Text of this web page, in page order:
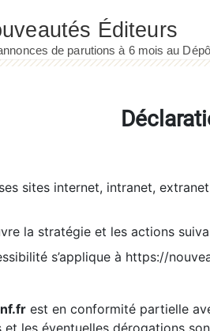
sites internet, intranet,
la stratégie et les actions
s’applique à https://
est en conformité partielle
les éventuelles dérogations